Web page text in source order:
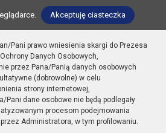
Akceptuję ciasteczka
Pani prawo wniesienia skargi do Prezesa
Danych Osobowych,
przez Pana/Panią danych osobowych
(dobrowolne) w celu
strony internetowej,
Pani dane osobowe nie będą podlegały
procesom podejmowania
Administratora, w tym profilowaniu.